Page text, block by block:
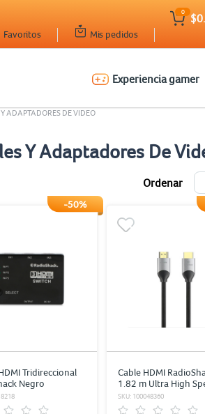
Mis pedidos
Favoritos
0
Experiencia gamer
ADAPTADORES DE VIDEO
Y Adaptadores De
Ordenar
-50%
Tridireccional
Negro
Cable HDMI
1.82 m Ultra High
Trenzado Negro con
SKU: 100048360